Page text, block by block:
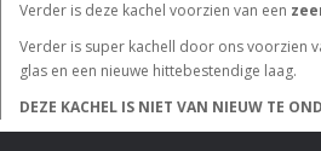
Verder is deze kachel voorzien van een
Verder is super kachell door ons voorzien
glas en een nieuwe hittebestendige laag.
DEZE KACHEL IS NIET VAN NIEUW TE